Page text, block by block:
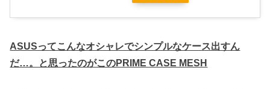
ASUSってこんなオシャレでシンプルなケース出すん
だ…。と思ったのがこのPRIME CASE MESH